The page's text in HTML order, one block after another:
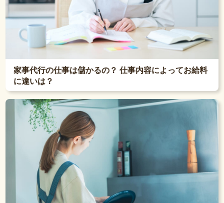
家事代行の仕事は儲かるの？ 仕事内容によってお給料
に違いは？